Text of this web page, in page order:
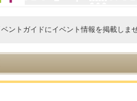
ベントガイドにイベント情報を掲載しま